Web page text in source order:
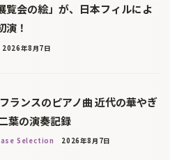
覧会の絵」が、日本フィルによ
演！
2026年8月7日
フランスのピアノ曲 近代の華やぎ
葉の演奏記録
Selection 2026年8月7日